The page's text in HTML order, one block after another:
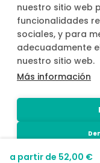
nuestro sitio web
funcionalidades
sociales, y para
adecuadamente
nuestro sitio web.
Más información
a partir de 52,00 €
*Actividad, con
propietario, contratado
GENERALES, S.A. de
notificada la